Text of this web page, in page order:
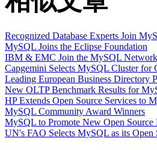
Recognized Database Experts Join
MySQL Joins the Eclipse Foundation
IBM & EMC Join the MySQL
Capgemini Selects MySQL Cluster for
Leading European Business Directory
New OLTP Benchmark Results for
HP Extends Open Source Services to
MySQL Community Award Winners
MySQL to Promote New Open
UN's FAO Selects MySQL as its Open